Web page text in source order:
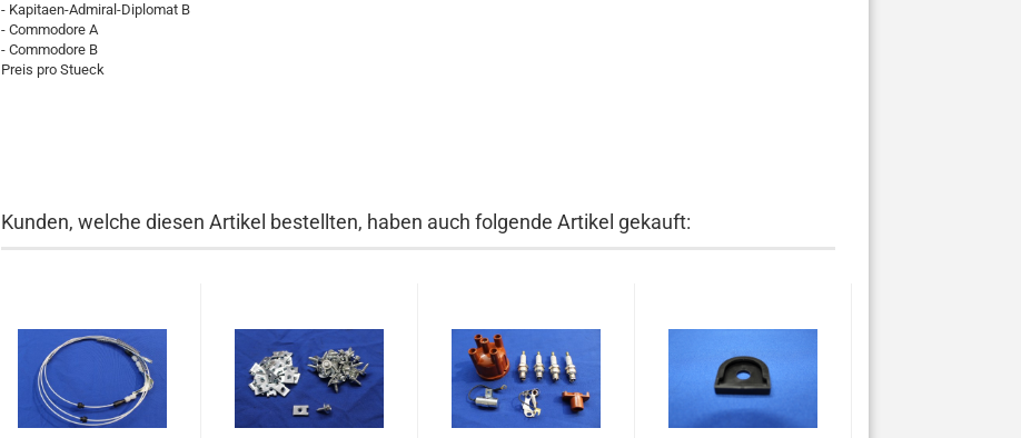
- Kapitaen-Admiral-Diplomat B
- Commodore A
- Commodore B
Preis pro Stueck
Kunden, welche diesen Artikel bestellten, haben auch folgende Artikel gekauft: